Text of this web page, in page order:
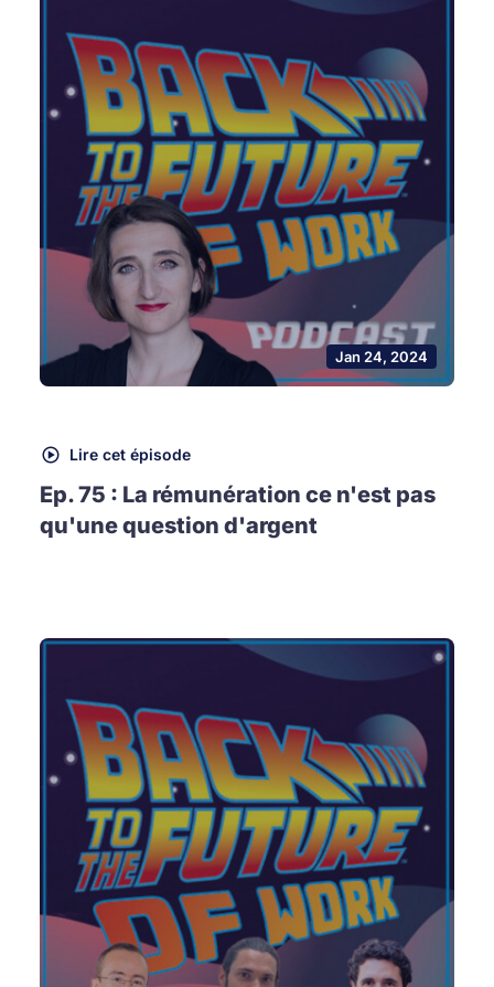
Jan 24, 2024
Lire cet épisode
Ep. 75 : La rémunération ce n'est pas
qu'une question d'argent